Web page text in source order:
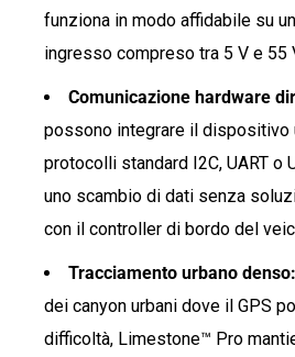
funziona in modo affidabile su
ingresso compreso tra 5 V e 55
Comunicazione hardware
possono integrare il dispositivo
protocolli standard I2C, UART o
uno scambio di dati senza
con il controller di bordo del
Tracciamento urbano
dei canyon urbani dove il GPS
difficoltà, Limestone™ Pro